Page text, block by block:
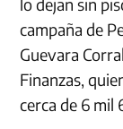
lo dejan sin
campaña de
Guevara
Finanzas,
cerca de 6 mil